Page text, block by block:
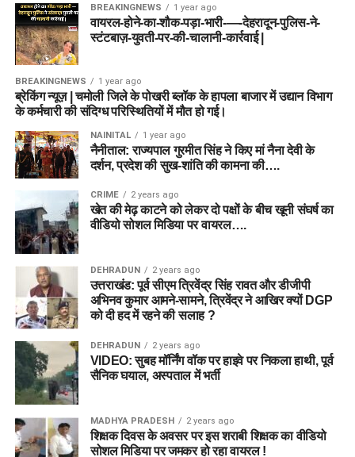
BREAKINGNEWS 1 year ago
वायरल-होने-का-शौक-पड़ा-भारी-—-देहरादून-पुलिस-ने-
स्टंटबाज़-युवती-पर-की-चालानी-कार्रवाई |
BREAKINGNEWS 1 year ago
ब्रेकिंग न्यूज़ | चमोली जिले के पोखरी ब्लॉक के हापला बाजार में उद्यान विभाग
के कर्मचारी की संदिग्ध परिस्थितियों में मौत हो गई।
NAINITAL 1 year ago
नैनीताल: राज्यपाल गुरमीत सिंह ने किए मां नैना देवी के
दर्शन, प्रदेश की सुख-शांति की कामना की….
CRIME 2 years ago
खेत की मेढ़ काटने को लेकर दो पक्षों के बीच खूनी संघर्ष का
वीडियो सोशल मिडिया पर वायरल….
DEHRADUN 2 years ago
उत्तराखंड: पूर्व सीएम त्रिवेंद्र सिंह रावत और डीजीपी
अभिनव कुमार आमने-सामने, त्रिवेंद्र ने आखिर क्यों DGP
को दी हद में रहने की सलाह ?
DEHRADUN 2 years ago
VIDEO: सुबह मॉर्निंग वॉक पर हाइवे पर निकला हाथी, पूर्व
सैनिक घयाल, अस्पताल में भर्ती
MADHYA PRADESH 2 years ago
शिक्षक दिवस के अवसर पर इस शराबी शिक्षक का वीडियो
सोशल मिडिया पर जमकर हो रहा वायरल !